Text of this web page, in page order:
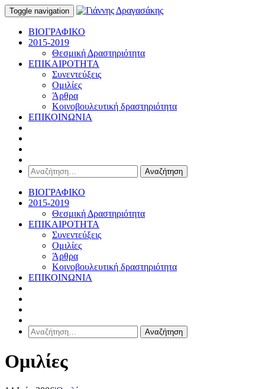
Toggle navigation
ΒΙΟΓΡΑΦΙΚΟ
2015-2019
Θεσμική Δραστηριότητα
ΕΠΙΚΑΙΡΟΤΗΤΑ
Συνεντεύξεις
Ομιλίες
Άρθρα
Κοινοβουλευτική δραστηριότητα
ΕΠΙΚΟΙΝΩΝΙΑ
Αναζήτηση
για:
ΒΙΟΓΡΑΦΙΚΟ
2015-2019
Θεσμική Δραστηριότητα
ΕΠΙΚΑΙΡΟΤΗΤΑ
Συνεντεύξεις
Ομιλίες
Άρθρα
Κοινοβουλευτική δραστηριότητα
ΕΠΙΚΟΙΝΩΝΙΑ
Αναζήτηση
για:
Ομιλίες